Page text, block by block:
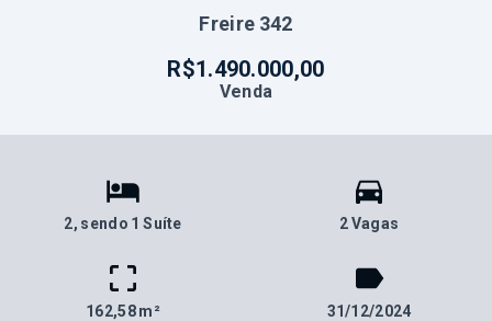
Freire 342
R$1.490.000,00
Venda
2, sendo 1 Suíte 2 Vagas
162,58 m² 31/12/2024